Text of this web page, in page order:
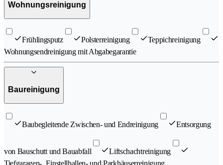
Wohnungsreinigung
Frühlingsputz Polsterreinigung
Teppichreinigung
Wohnungsendreinigung mit Abgabegarantie
Baureinigung
Baubegleitende Zwischen- und Endreinigung Entsorgung
von Bauschutt und Bauabfall
Liftschachtreinigung
Tiefgaragen-, Einstellhallen- und Parkhäuserreinigung